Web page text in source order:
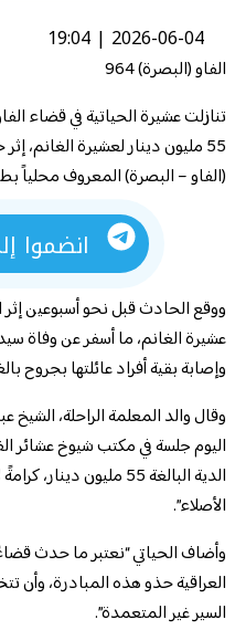
2026-06-04 | 19:04
الفاو (البصرة) 964
تنازلت عشيرة الحياتية في قضاء
55 مليون دينار لعشيرة
(الفاو – البصرة) المعروف محلياً
انضموا
ووقع الحادث قبل نحو أسبوعين
عشيرة الغانم، ما أسفر عن وفاة
وإصابة بقية أفراد عائلتها بجروح
وقال والد المعلمة الراحلة، الشيخ
اليوم جلسة في مكتب شيوخ عشائر
الدية البالغة 55 مليون
الأصلاء”.
وأضاف الحياتي “نعتبر ما حدث
العراقية حذو هذه المبادرة، وأن
السير غير المتعمدة”.